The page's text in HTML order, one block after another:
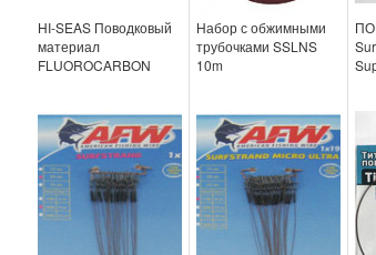
HI-SEAS Поводковый
материал
FLUOROCARBON
Набор с обжимными
трубочками SSLNS
10m